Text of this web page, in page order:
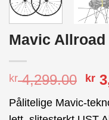
Mavic
kr4,299.00 kr
Pålitelige Mavic-